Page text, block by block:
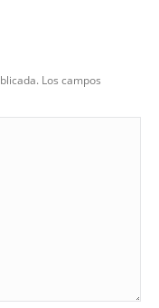
Los campos